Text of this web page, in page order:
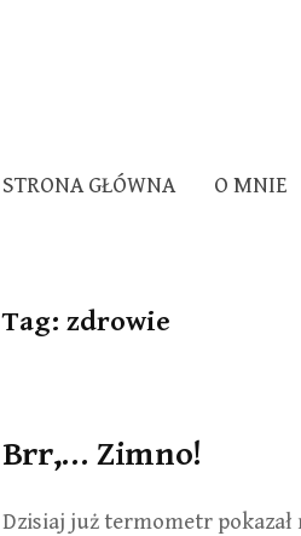
STRONA GŁÓWNA O MNIE
Tag: zdrowie
Brr,… Zimno!
Dzisiaj już termometr